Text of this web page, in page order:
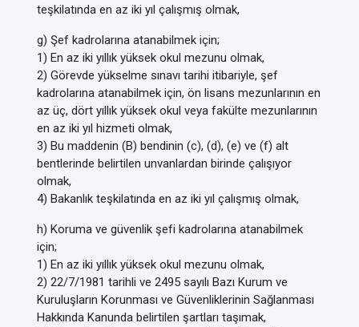
teşkilatında en az iki yıl çalışmış olmak,
g) Şef kadrolarına atanabilmek için;
1) En az iki yıllık yüksek okul mezunu olmak,
2) Görevde yükselme sınavı tarihi itibariyle, şef
kadrolarına atanabilmek için, ön lisans mezunlarının en
az üç, dört yıllık yüksek okul veya fakülte mezunlarının
en az iki yıl hizmeti olmak,
3) Bu maddenin (B) bendinin (c), (d), (e) ve (f) alt
bentlerinde belirtilen unvanlardan birinde çalışıyor
olmak,
4) Bakanlık teşkilatında en az iki yıl çalışmış olmak,
h) Koruma ve güvenlik şefi kadrolarına atanabilmek
için;
1) En az iki yıllık yüksek okul mezunu olmak,
2) 22/7/1981 tarihli ve 2495 sayılı Bazı Kurum ve
Kuruluşların Korunması ve Güvenliklerinin Sağlanması
Hakkında Kanunda belirtilen şartları taşımak,